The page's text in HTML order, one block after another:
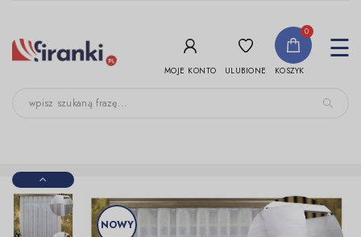
MOJE KONTO ULUBIONE
0
KOSZYK
☰
NOWY